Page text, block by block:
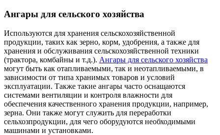
Ангары для сельского хозяйства
Используются для хранения сельскохозяйственной
продукции, таких как зерно, корм, удобрения, а также для
хранения и обслуживания сельскохозяйственной техники
(трактора, комбайны и т.д.). Ангары для сельского хозяйства
могут быть как отапливаемыми, так и неотапливаемыми, в
зависимости от типа хранимых товаров и условий
эксплуатации. Также такие ангары часто оснащаются
системами вентиляции и контроля влажности для
обеспечения качественного хранения продукции, например,
зерна. Они также могут служить для переработки
сельхозпродукции, для чего оборудуются необходимыми
машинами и установками.